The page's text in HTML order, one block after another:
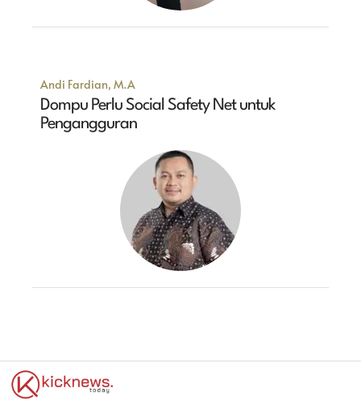
Andi Fardian, M.A
Dompu Perlu Social Safety Net untuk
Pengangguran